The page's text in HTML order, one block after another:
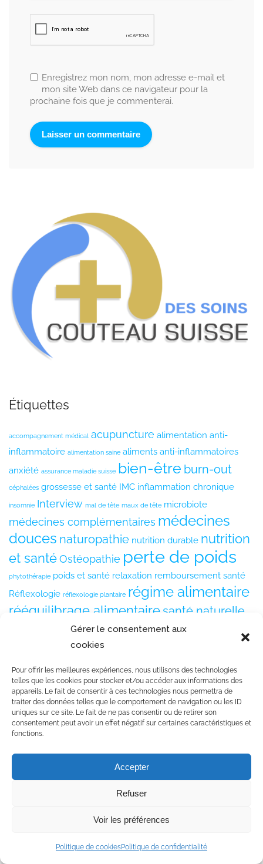
Gérer le consentement aux
cookies
Pour offrir les meilleures expériences, nous utilisons des technologies
telles que les cookies pour stocker et/ou accéder aux informations des
appareils. Le fait de consentir à ces technologies nous permettra de
traiter des données telles que le comportement de navigation ou les ID
uniques sur ce site. Le fait de ne pas consentir ou de retirer son
consentement peut avoir un effet négatif sur certaines caractéristiques et
fonctions.
Accepter
Refuser
Voir les préférences
Politique de cookiesPolitique de confidentialité
Enregistrez mon nom, mon adresse e-mail et
mon site Web dans ce navigateur pour la
prochaine fois que je commenterai.
Étiquettes
accompagnement médical acupuncture alimentation anti-
inflammatoire alimentation saine aliments anti-inflammatoires
anxiété assurance maladie suisse bien-être burn-out
céphalées grossesse et santé IMC inflammation chronique
insomnie Interview mal de tête maux de tête microbiote
médecines complémentaires médecines
douces naturopathie nutrition durable nutrition
et santéOstéopathie perte de poids
phytothérapie poids et santé relaxation remboursement santé
Réflexologie réflexologie plantaire régime alimentaire
rééquilibrage alimentaire santé naturelle
stressSuisse romande
tendances alimentaires
thérapies naturelles
sommeil épuisement professionnel évaluation corporelle
Rechercher un professionnel